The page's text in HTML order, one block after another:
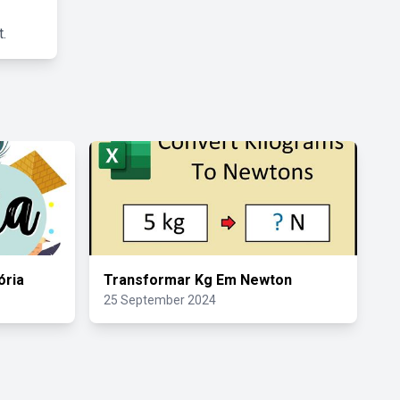
Transformar Kg Em Newton
25 September 2024